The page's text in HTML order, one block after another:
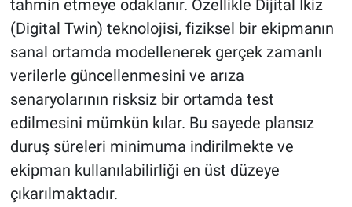
tahmin etmeye odaklanır. Özellikle Dijital İkiz
(Digital Twin) teknolojisi, fiziksel bir ekipmanın
sanal ortamda modellenerek gerçek zamanlı
verilerle güncellenmesini ve arıza
senaryolarının risksiz bir ortamda test
edilmesini mümkün kılar. Bu sayede plansız
duruş süreleri minimuma indirilmekte ve
ekipman kullanılabilirliği en üst düzeye
çıkarılmaktadır.